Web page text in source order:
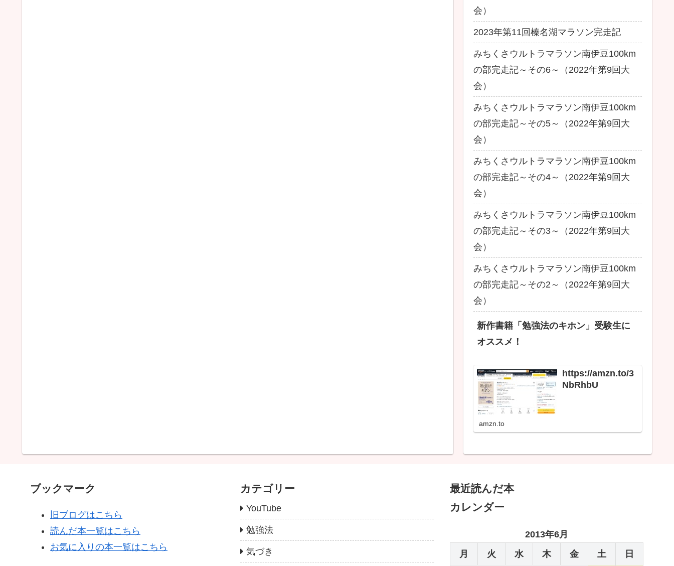
会）
2023年第11回榛名湖マラソン完走記
みちくさウルトラマラソン南伊豆100km
の部完走記～その6～（2022年第9回大
会）
みちくさウルトラマラソン南伊豆100km
の部完走記～その5～（2022年第9回大
会）
みちくさウルトラマラソン南伊豆100km
の部完走記～その4～（2022年第9回大
会）
みちくさウルトラマラソン南伊豆100km
の部完走記～その3～（2022年第9回大
会）
みちくさウルトラマラソン南伊豆100km
の部完走記～その2～（2022年第9回大
会）
新作書籍「勉強法のキホン」受験生に
オススメ！
https://amzn.to/3
NbRhbU
amzn.to
ブックマーク
旧ブログはこちら
読んだ本一覧はこちら
お気に入りの本一覧はこちら
カテゴリー
YouTube
勉強法
気づき
最近読んだ本
カレンダー
2013年6月
月
火 水 木 金 土 日